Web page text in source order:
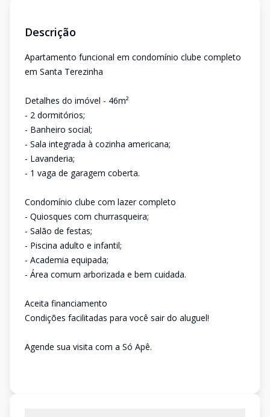
Descrição
Apartamento funcional em condomínio clube completo
em Santa Terezinha
Detalhes do imóvel - 46m²
- 2 dormitórios;
- Banheiro social;
- Sala integrada à cozinha americana;
- Lavanderia;
- 1 vaga de garagem coberta.
Condomínio clube com lazer completo
- Quiosques com churrasqueira;
- Salão de festas;
- Piscina adulto e infantil;
- Academia equipada;
- Área comum arborizada e bem cuidada.
Aceita financiamento
Condições facilitadas para você sair do aluguel!
Agende sua visita com a Só Apê.